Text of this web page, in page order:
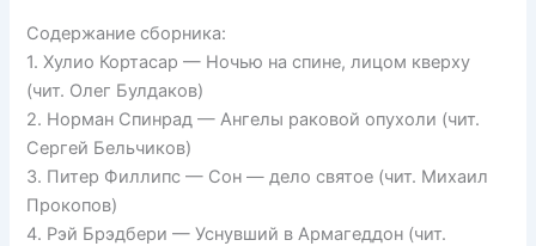
Содержание сборника:
1. Хулио Кортасар — Ночью на спине, лицом кверху
(чит. Олег Булдаков)
2. Норман Спинрад — Ангелы раковой опухоли (чит.
Сергей Бельчиков)
3. Питер Филлипс — Сон — дело святое (чит. Михаил
Прокопов)
4. Рэй Брэдбери — Уснувший в Армагеддон (чит.